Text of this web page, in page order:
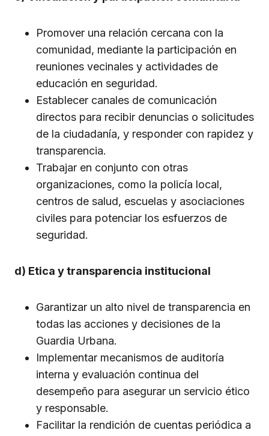
Promover una relación cercana con la
comunidad, mediante la participación en
reuniones vecinales y actividades de
educación en seguridad.
Establecer canales de comunicación
directos para recibir denuncias o solicitudes
de la ciudadanía, y responder con rapidez y
transparencia.
Trabajar en conjunto con otras
organizaciones, como la policía local,
centros de salud, escuelas y asociaciones
civiles para potenciar los esfuerzos de
seguridad.
d) Etica y transparencia institucional
Garantizar un alto nivel de transparencia en
todas las acciones y decisiones de la
Guardia Urbana.
Implementar mecanismos de auditoría
interna y evaluación continua del
desempeño para asegurar un servicio ético
y responsable.
Facilitar la rendición de cuentas periódica a